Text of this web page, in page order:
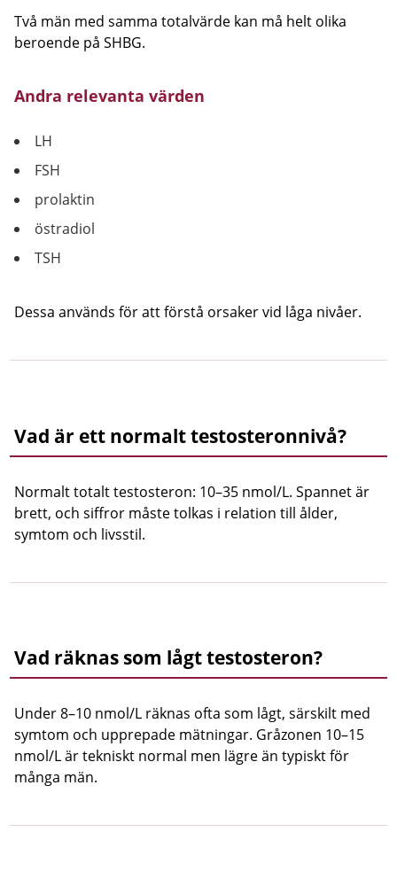
Två män med samma totalvärde kan må helt olika
beroende på SHBG.
Andra relevanta värden
LH
FSH
prolaktin
östradiol
TSH
Dessa används för att förstå orsaker vid låga nivåer.
Vad är ett normalt testosteronnivå?
Normalt totalt testosteron: 10–35 nmol/L. Spannet är
brett, och siffror måste tolkas i relation till ålder,
symtom och livsstil.
Vad räknas som lågt testosteron?
Under 8–10 nmol/L räknas ofta som lågt, särskilt med
symtom och upprepade mätningar. Gråzonen 10–15
nmol/L är tekniskt normal men lägre än typiskt för
många män.